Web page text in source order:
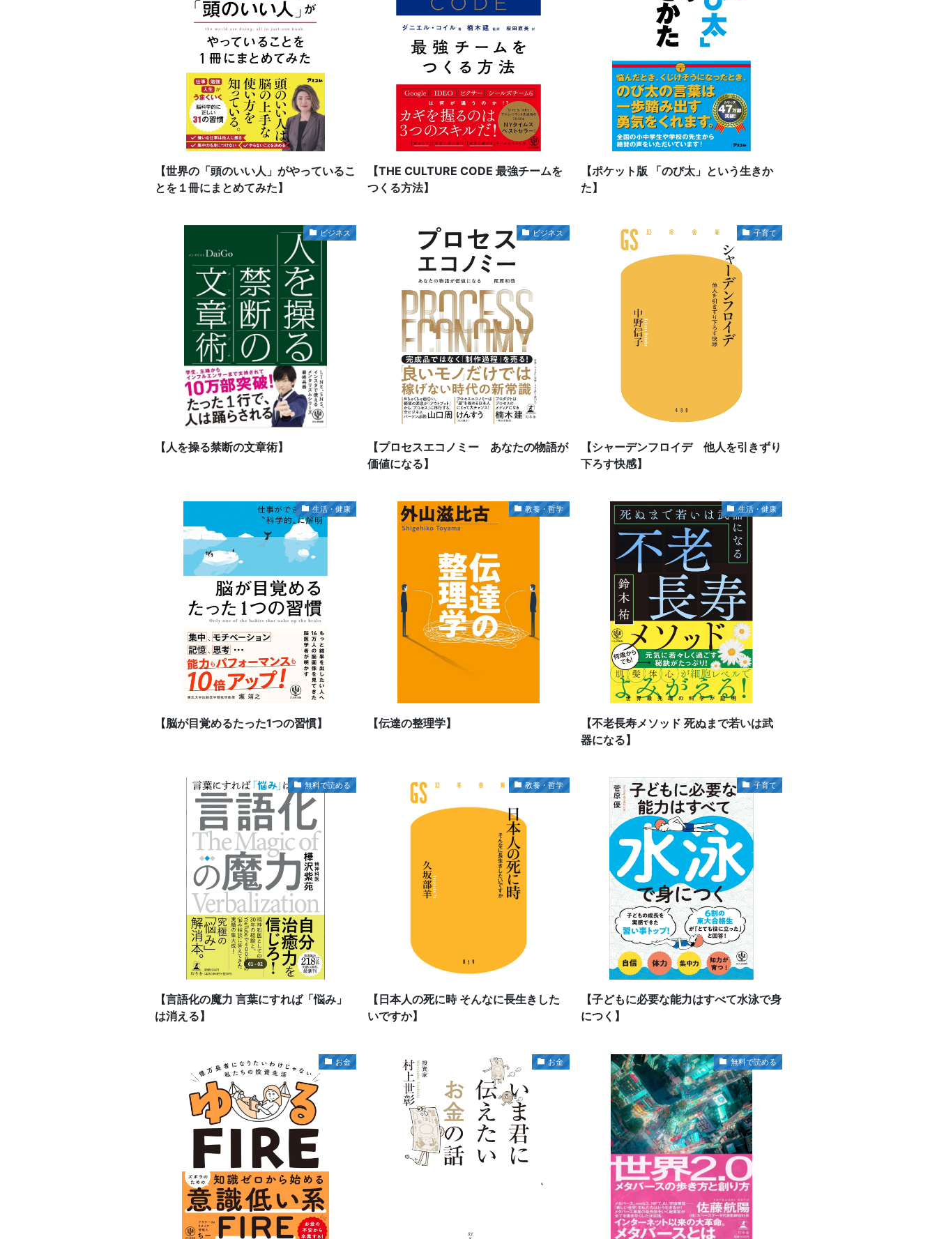
【世界の「頭のいい人」がやっているこ
とを１冊にまとめてみた】
【THE CULTURE CODE 最強チームを
つくる方法】
【ポケット版 「のび太」という生きか
た】
ビジネス
【人を操る禁断の文章術】
ビジネス
【プロセスエコノミー あなたの物語が
価値になる】
子育て
【シャーデンフロイデ 他人を引きずり
下ろす快感】
生活・健康
【脳が目覚めるたった1つの習慣】
教養・哲学
【伝達の整理学】
生活・健康
【不老長寿メソッド 死ぬまで若いは武
器になる】
無料で読める
【言語化の魔力 言葉にすれば「悩み」
は消える】
教養・哲学
【日本人の死に時 そんなに長生きした
いですか】
子育て
【子どもに必要な能力はすべて水泳で身
につく】
お金 お金 無料で読める